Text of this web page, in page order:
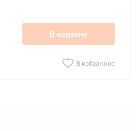
В корзину
В избранное